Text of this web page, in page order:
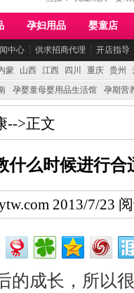
孕妇用品 婴童店
中心 ┆ 供求招商代理 ┆ 开店指导
蒙 山西 江西 四川 重庆 贵州
孕婴童母婴用品生活馆 孕期营
-->正文
什么时候进行合
2013/7/23
的成长，所以